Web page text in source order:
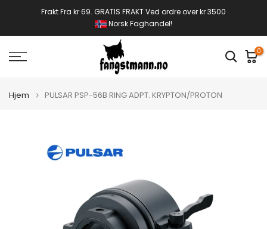
Frakt Fra kr 69. GRATIS FRAKT Ved ordre over kr 3500
Norsk Faghandel!
0
Hjem PULSAR PSP-56B RING ADPT. KRYPTON/PROTON